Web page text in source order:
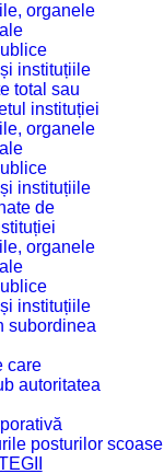
organele
instituțiile
total sau
instituției
organele
instituțiile
de
organele
instituțiile
subordinea
care
autoritatea
posturilor